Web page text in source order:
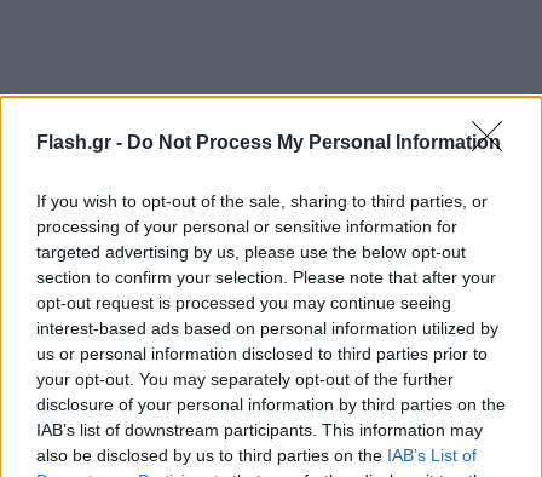
Flash.gr - Do Not Process My Personal Information
If you wish to opt-out of the sale, sharing to third parties, or
processing of your personal or sensitive information for
targeted advertising by us, please use the below opt-out
section to confirm your selection. Please note that after your
opt-out request is processed you may continue seeing
interest-based ads based on personal information utilized by
us or personal information disclosed to third parties prior to
your opt-out. You may separately opt-out of the further
disclosure of your personal information by third parties on the
IAB’s list of downstream participants. This information may
also be disclosed by us to third parties on the IAB’s List of
«Για να στήσω ομπρέλα πρέπει να νοικιάσω παιδί;»,
οδηγίες στη σελίδα του δήμου Villasimìus στο
Facebook. Άλλος αστειεύτηκε: «Άρα για να έρθω
στην παραλία με ομπρέλα πρέπει είτε να φέρω τον
παππού μου είτε να κάνω παιδί μέχρι αύριο;».
Άλλοι, ωστόσο, εξέφρασαν σοβαρές επιφυλάξεις,
υποστηρίζοντας ότι η απαγόρευση δημιουργεί
ζητήματα υγείας, ιδιαίτερα σε περιόδους υψηλών